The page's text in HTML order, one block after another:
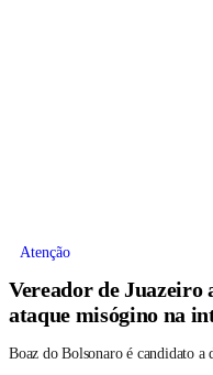
Atenção
Vereador de Juazeiro
ataque misógino na
Boaz do Bolsonaro é candidato a